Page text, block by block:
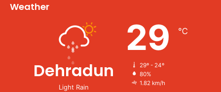
Weather
Dehradun
Light Rain
29 ℃
29º - 24º
80%
1.82 km/h